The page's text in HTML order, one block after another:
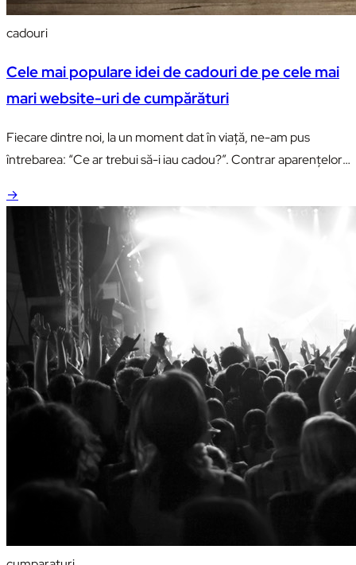
cadouri
Cele mai populare idei de cadouri de pe cele mai
mari website-uri de cumpărături
Fiecare dintre noi, la un moment dat în viaţă, ne-am pus
întrebarea: “Ce ar trebui să-i iau cadou?”. Contrar aparenţelor,
cu interese diferite. Cadouri pentru rude apropiate… Dacă
persoana căreia dorim să-i oferim cadoul este o persoană pe
care o cunoaştem bine, sarcina noastră…
→